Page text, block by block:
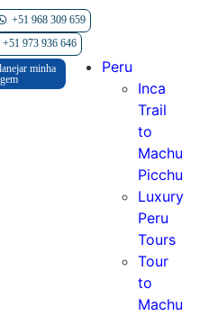
+51 968 309 659
+51 973 936 646
minha
Peru
Inca
Trail
to
Machu
Picchu
Luxury
Peru
Tours
Tour
to
Machu